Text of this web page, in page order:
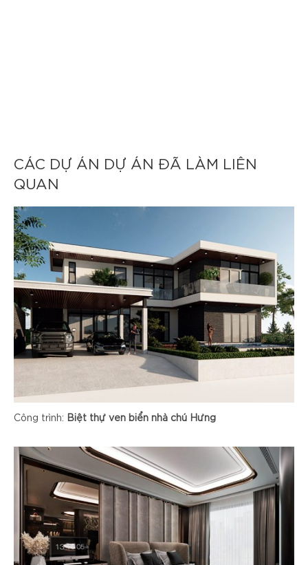
CÁC DỰ ÁN DỰ ÁN ĐÃ LÀM LIÊN
QUAN
Công trình: Biệt thự ven biển nhà chú Hưng